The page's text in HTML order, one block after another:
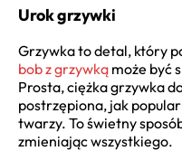
Urok grzywki
Grzywka to detal, który
bob z grzywką może być
Prosta, ciężka grzywka
postrzępiona, jak
twarzy. To świetny
zmieniając wszystkiego.